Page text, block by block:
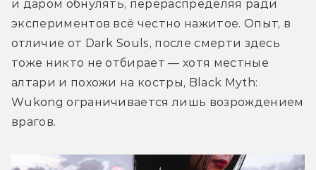
и даром обнулять, перераспределяя ради
экспериментов всё честно нажитое. Опыт, в
отличие от Dark Souls, после смерти здесь
тоже никто не отбирает — хотя местные
алтари и похожи на костры, Black Myth:
Wukong ограничивается лишь возрождением
врагов.